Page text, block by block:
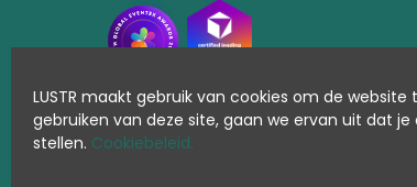
LUSTR maakt gebruik van cookies om de
gebruiken van deze site, gaan we ervan uit dat
stellen. Cookiebeleid.